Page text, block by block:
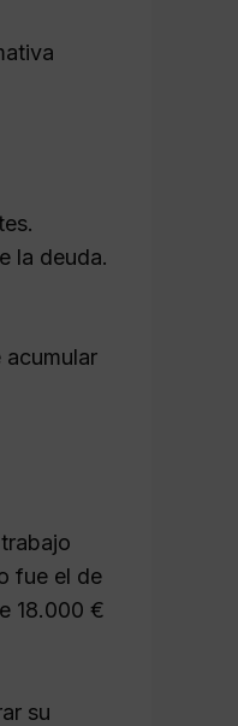
la deuda.
fue el de
18.000 €
su